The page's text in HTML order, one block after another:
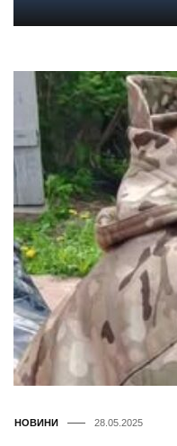
НОВИНИ 28.05.2025